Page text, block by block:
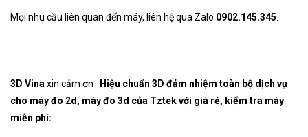
Mọi nhu cầu liên quan đến máy, liên hệ qua Zalo 0902.145.345
3D Vina xin cảm ơn
Hiệu chuẩn 3D đảm nhiệm toàn bộ dịch vụ
cho máy đo 2d, máy đo 3d của Tztek với giá rẻ, kiểm tra máy
miễn phí: